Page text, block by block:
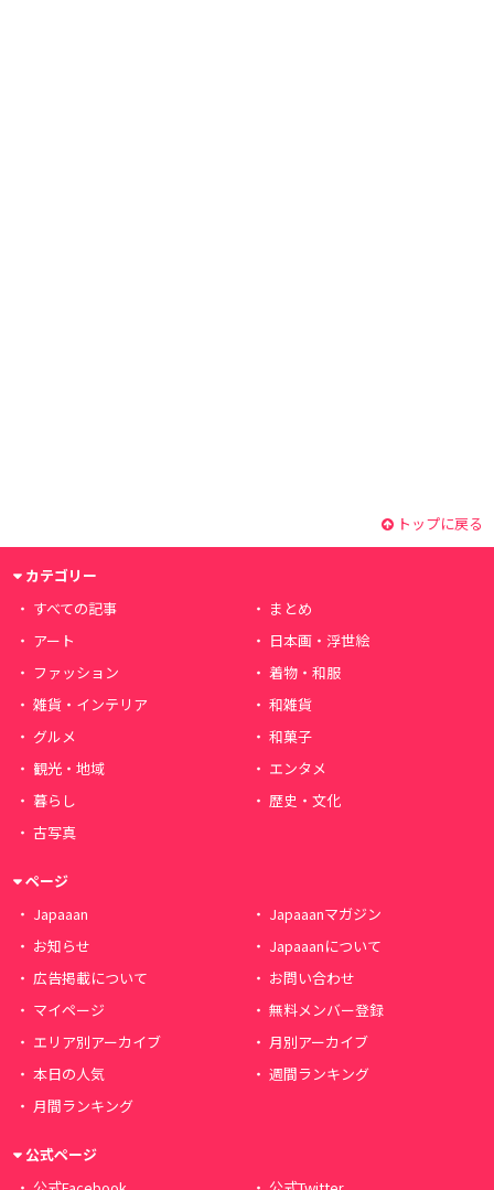
トップに戻る
カテゴリー
すべての記事
まとめ
アート
日本画・浮世絵
ファッション
着物・和服
雑貨・インテリア
和雑貨
グルメ
和菓子
観光・地域
エンタメ
暮らし
歴史・文化
古写真
ページ
Japaaan
Japaaanマガジン
お知らせ
Japaaanについて
広告掲載について
お問い合わせ
マイページ
無料メンバー登録
エリア別アーカイブ
月別アーカイブ
本日の人気
週間ランキング
月間ランキング
公式ページ